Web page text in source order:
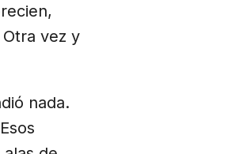
vez y
nada.